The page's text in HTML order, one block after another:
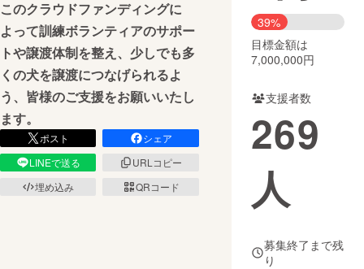
CAMPFIRE for Social Good
CAMPFIRE Creation
CAMPFIREふるさと納税
コミュニティ
このクラウドファンディングに
よって訓練ボランティアのサポー
トや譲渡体制を整え、少しでも多
くの犬を譲渡につなげられるよ
う、皆様のご支援をお願いいたし
ます。
ポスト
シェア
LINEで送る
URLコピー
埋め込み
QRコード
39%
目標金額は
7,000,000円
支援者数
269
人
募集終了まで残
り